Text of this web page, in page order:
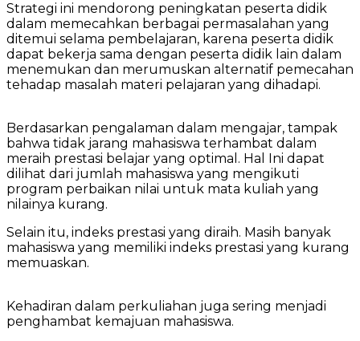
Strategi ini mendorong peningkatan peserta didik
dalam memecahkan berbagai permasalahan yang
ditemui selama pembelajaran, karena peserta didik
dapat bekerja sama dengan peserta didik lain dalam
menemukan dan merumuskan alternatif pemecahan
tehadap masalah materi pelajaran yang dihadapi.
Berdasarkan pengalaman dalam mengajar, tampak
bahwa tidak jarang mahasiswa terhambat dalam
meraih prestasi belajar yang optimal. Hal Ini dapat
dilihat dari jumlah mahasiswa yang mengikuti
program perbaikan nilai untuk mata kuliah yang
nilainya kurang.
Selain itu, indeks prestasi yang diraih. Masih banyak
mahasiswa yang memiliki indeks prestasi yang kurang
memuaskan.
Kehadiran dalam perkuliahan juga sering menjadi
penghambat kemajuan mahasiswa.